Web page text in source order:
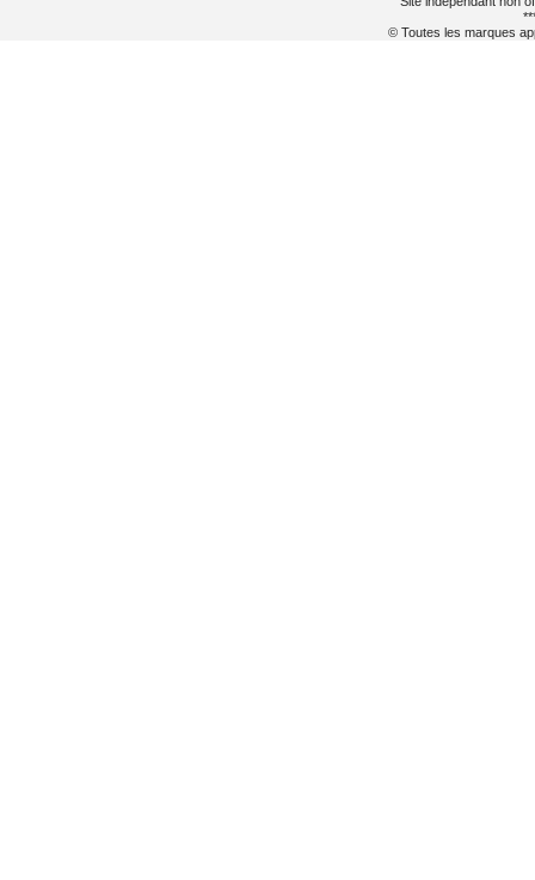
© Toutes les marques